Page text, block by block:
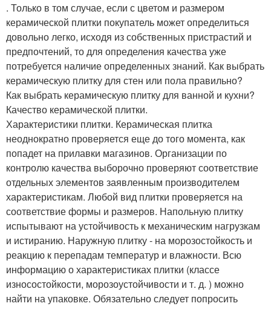
. Только в том случае, если с цветом и размером
керамической плитки покупатель может определиться
довольно легко, исходя из собственных пристрастий и
предпочтений, то для определения качества уже
потребуется наличие определенных знаний. Как выбрать
керамическую плитку для стен или пола правильно?
Как выбрать керамическую плитку для ванной и кухни?
Качество керамической плитки.
Характеристики плитки. Керамическая плитка
неоднократно проверяется еще до того момента, как
попадет на прилавки магазинов. Организации по
контролю качества выборочно проверяют соответствие
отдельных элементов заявленным производителем
характеристикам. Любой вид плитки проверяется на
соответствие формы и размеров. Напольную плитку
испытывают на устойчивость к механическим нагрузкам
и истиранию. Наружную плитку - на морозостойкость и
реакцию к перепадам температур и влажности. Всю
информацию о характеристиках плитки (классе
износостойкости, морозоустойчивости и т. д. ) можно
найти на упаковке. Обязательно следует попросить